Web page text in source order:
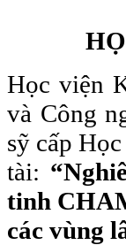
Học viện
và Công
sỹ cấp
tài:
tinh
các vùng